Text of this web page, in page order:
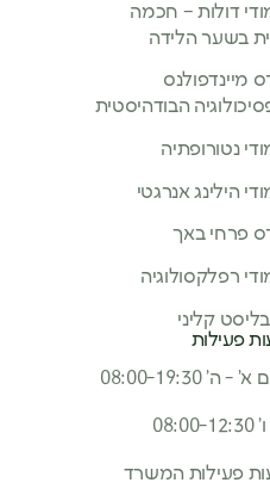
דולות – חכמה
בשער הלידה
מיינדפולנס
הבודהיסטית
נטורופתיה
הילינג אנרגטי
פרחי באך
רפלקסולוגיה
קליני
פעילות
- ה’ 08:00-19:30
12:30
פעילות המשרד